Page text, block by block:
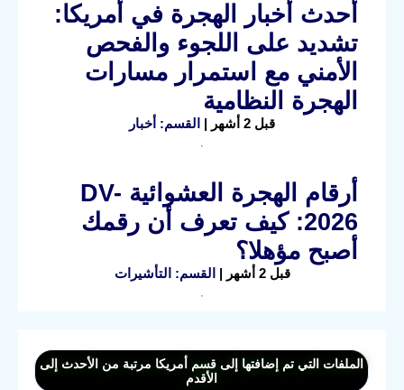
أحدث أخبار الهجرة في أمريكا:
تشديد على اللجوء والفحص
الأمني مع استمرار مسارات
الهجرة النظامية
قبل 2 أشهر | القسم: أخبار
أرقام الهجرة العشوائية DV-
2026: كيف تعرف أن رقمك
أصبح مؤهلا؟
قبل 2 أشهر | القسم: التأشيرات
الملفات التي تم إضافتها إلى قسم أمريكا مرتبة من الأحدث إلى
الأقدم